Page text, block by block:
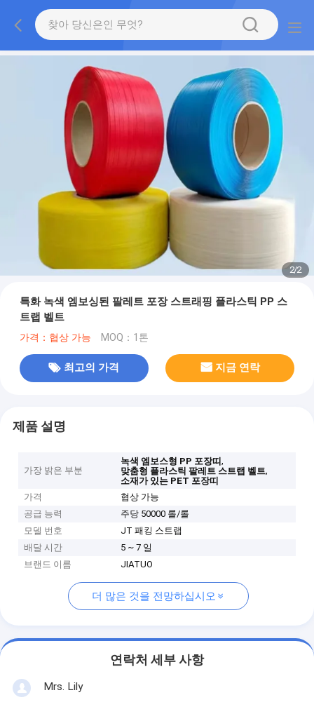
2/2
특화 녹색 엠보싱된 팔레트 포장 스트래핑 플라스틱 PP 스
트랩 벨트
가격：협상 가능 MOQ：1톤
최고의 가격 지금 연락
제품 설명
가장 밝은 부분
녹색 엠보스형 PP 포장띠,
맞춤형 플라스틱 팔레트 스트랩 벨트,
소재가 있는 PET 포장띠
가격
협상 가능
공급 능력
주당 50000 롤/롤
모델 번호
JT 패킹 스트랩
배달 시간
5 ~ 7 일
브랜드 이름
JIATUO
더 많은 것을 전망하십시오
연락처 세부 사항
Mrs. Lily